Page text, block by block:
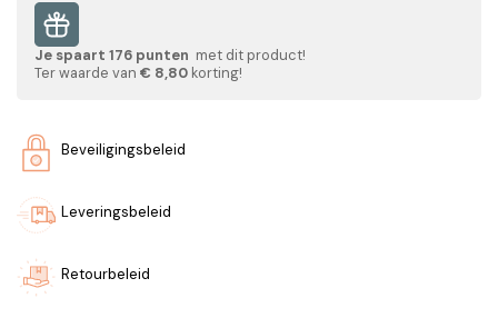
Je spaart 176 punten met dit product!
Ter waarde van € 8,80 korting!
Beveiligingsbeleid
Leveringsbeleid
Retourbeleid